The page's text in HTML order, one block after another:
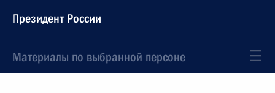
Президент России
Материалы по выбранной персоне